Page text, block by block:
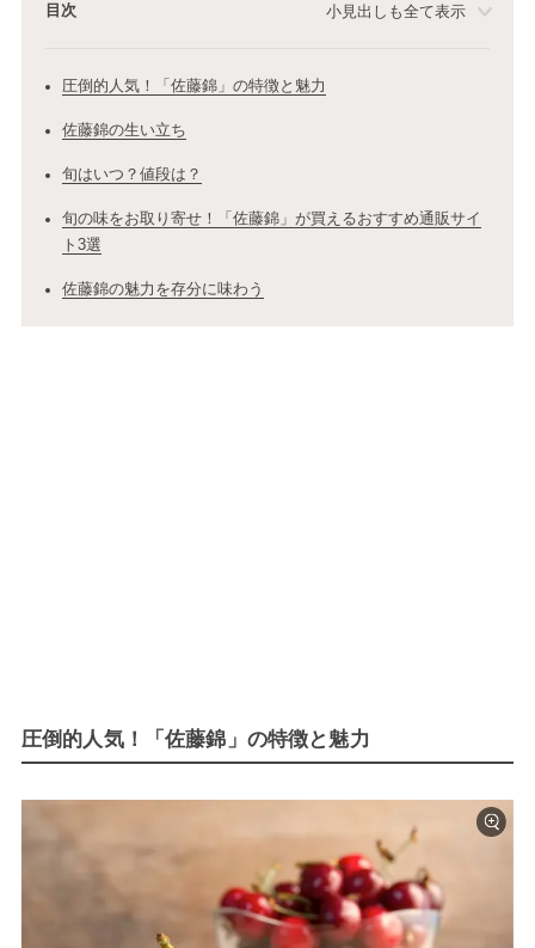
目次 小見出しも全て表示
圧倒的人気！「佐藤錦」の特徴と魅力
佐藤錦の生い立ち
旬はいつ？値段は？
旬の味をお取り寄せ！「佐藤錦」が買えるおすすめ通販サイ
ト3選
佐藤錦の魅力を存分に味わう
圧倒的人気！「佐藤錦」の特徴と魅力